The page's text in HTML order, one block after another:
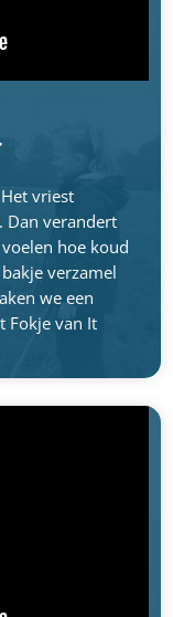
vriest
Dan verandert
hoe koud
verzamel
we een
Fokje van It